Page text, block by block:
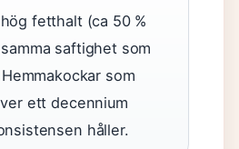
fetthalt (ca 50 %
saftighet som
som
ett decennium
håller.